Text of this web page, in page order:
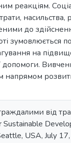
реакціям.
до
зумовлюється
на
від
Sustainable
USA, July